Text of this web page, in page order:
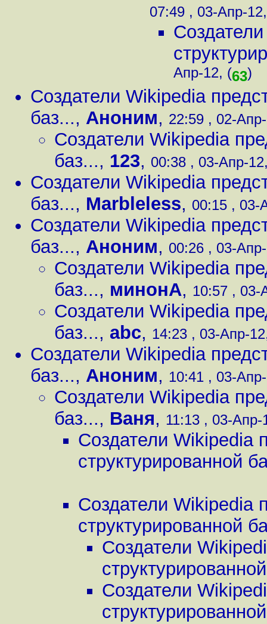
07:49 , 03-Апр-
Апр-12, (63)
Создатели Wikipedia
баз..., Аноним, 22:59 , 02-
Создатели Wikipedia
баз..., 123, 00:38 , 03-Апр-
Создатели Wikipedia
баз..., Marbleless, 00:15 , 03-
Создатели Wikipedia
баз..., Аноним, 00:26 , 03-
Создатели Wikipedia
баз..., минонА, 10:57 , 03-
Создатели Wikipedia
баз..., abc, 14:23 , 03-Апр-
Создатели Wikipedia
баз..., Аноним, 10:41 , 03-
Создатели Wikipedia
баз..., Ваня, 11:13 , 03-Апр-
Создатели Wikipedia
структурированной
Создатели Wikipedia
структурированной
Создатели
Создатели